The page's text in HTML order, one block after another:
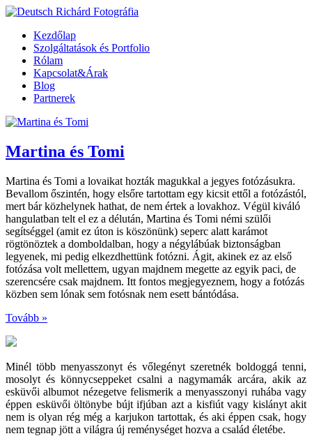
Kezdőlap
Szolgáltatások és Portfolio
Rólam
Kapcsolat&Árak
Blog
Partnerek
Martina és Tomi
Martina és Tomi a lovaikat hozták magukkal a jegyes fotózásukra.
Bevallom őszintén, hogy elsőre tartottam egy kicsit ettől a fotózástól,
mert bár közhelynek hathat, de nem értek a lovakhoz. Végül kiváló
hangulatban telt el ez a délután, Martina és Tomi némi szülői
segítséggel (amit ez úton is köszönünk) seperc alatt karámot
rögtönöztek a domboldalban, hogy a négylábúak biztonságban
legyenek, mi pedig elkezdhettünk fotózni. Ágit, akinek ez az első
fotózása volt mellettem, ugyan majdnem megette az egyik paci, de
szerencsére csak majdnem. Itt fontos megjegyeznem, hogy a fotózás
közben sem lónak sem fotósnak nem esett bántódása.
Tovább »
Minél több menyasszonyt és vőlegényt szeretnék boldoggá tenni,
mosolyt és könnycseppeket csalni a nagymamák arcára, akik az
esküvői albumot nézegetve felismerik a menyasszonyi ruhába vagy
éppen esküvői öltönybe bújt ifjúban azt a kisfiút vagy kislányt akit
nem is olyan rég még a karjukon tartottak, és aki éppen csak, hogy
nem tegnap jött a világra új reménységet hozva a család életébe.